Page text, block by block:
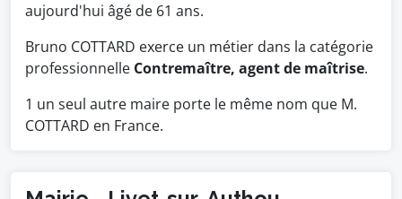
aujourd'hui âgé de 61 ans.
Bruno COTTARD exerce un métier dans la catégorie
professionnelle Contremaître, agent de maîtrise.
1 un seul autre maire porte le même nom que M.
COTTARD en France.